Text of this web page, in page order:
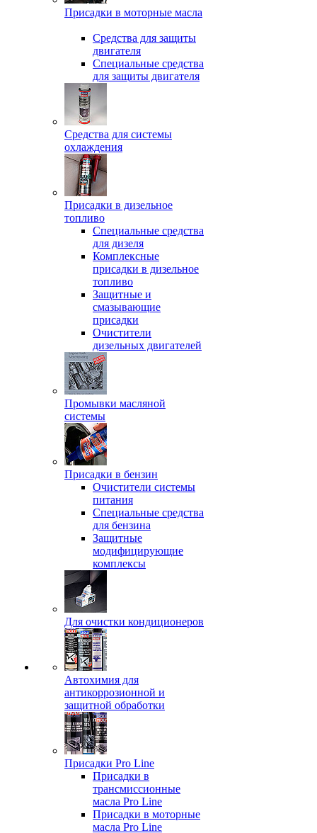
Присадки в моторные масла
Средства для защиты
двигателя
Специальныe средства
для защиты двигателя
Средства для системы
охлаждения
Присадки в дизельное
топливо
Спeциальные средства
для дизеля
Комплексные
присадки в дизельное
топливо
Защитные и
смазывающие
присадки
Очистители
дизельных двигателей
Промывки масляной
системы
Присадки в бензин
Очистители системы
питания
Специальные срeдства
для бензина
Защитные
модифицирующие
комплексы
Для очистки кондиционеров
Автохимия для
антикоррозионной и
защитной обработки
Присадки Pro Line
Присадки в
трансмиссионные
масла Pro Line
Присадки в моторные
масла Pro Line